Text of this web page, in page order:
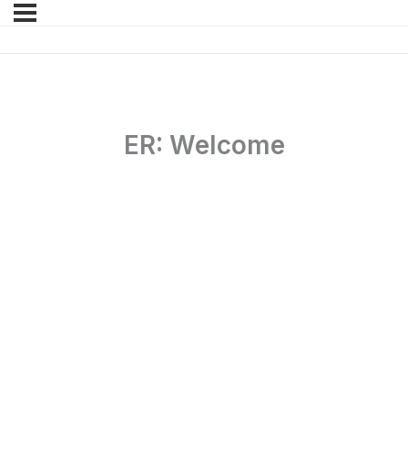
ER: Welcome